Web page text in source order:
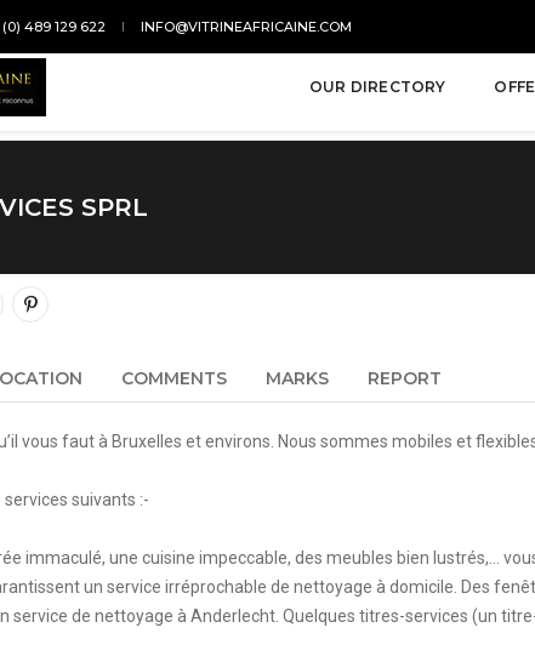
(0) 489 129 622 INFO@VITRINEAFRICAINE.COM
OUR DIRECTORY
SPRL
COMMENTS MARKS REPORT
vous faut à Bruxelles et environs. Nous sommes mobiles et
services suivants :-
immaculé, une cuisine impeccable, des meubles bien lustrés,...
un service irréprochable de nettoyage à domicile. Des
service de nettoyage à Anderlecht. Quelques titres-services (un